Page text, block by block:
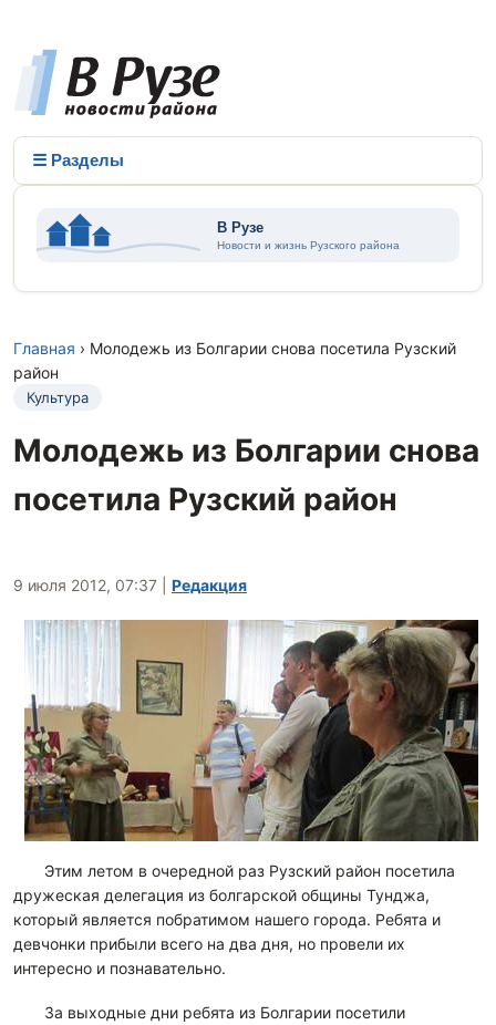
☰ Разделы
Главная › Молодежь из Болгарии снова посетила Рузский
район
Культура
Молодежь из Болгарии снова
посетила Рузский район
9 июля 2012, 07:37 Редакция
Этим летом в очередной раз Рузский район посетила
дружеская делегация из болгарской общины Тунджа,
который является побратимом нашего города. Ребята и
девчонки прибыли всего на два дня, но провели их
интересно и познавательно.
За выходные дни ребята из Болгарии посетили